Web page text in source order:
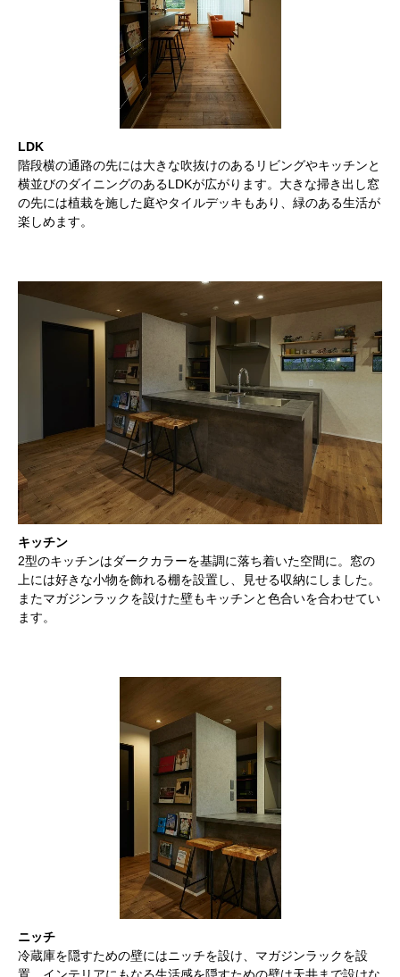
LDK
階段横の通路の先には大きな吹抜けのあるリビングやキッチンと
横並びのダイニングのあるLDKが広がります。大きな掃き出し窓
の先には植栽を施した庭やタイルデッキもあり、緑のある生活が
楽しめます。
キッチン
2型のキッチンはダークカラーを基調に落ち着いた空間に。窓の
上には好きな小物を飾れる棚を設置し、見せる収納にしました。
またマガジンラックを設けた壁もキッチンと色合いを合わせてい
ます。
ニッチ
冷蔵庫を隠すための壁にはニッチを設け、マガジンラックを設